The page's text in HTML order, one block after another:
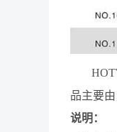
品主要
说明：